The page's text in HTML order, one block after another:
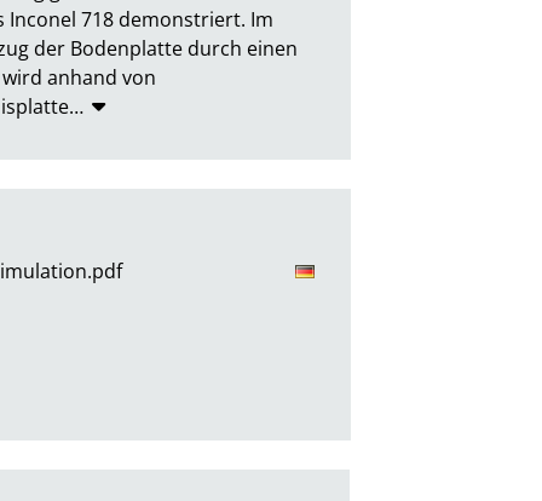
718 demonstriert. Im
der Bodenplatte durch einen
anhand von
…